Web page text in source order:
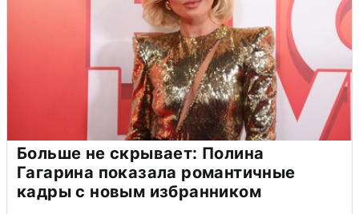
Больше не скрывает: Полина
Гагарина показала романтичные
кадры с новым избранником